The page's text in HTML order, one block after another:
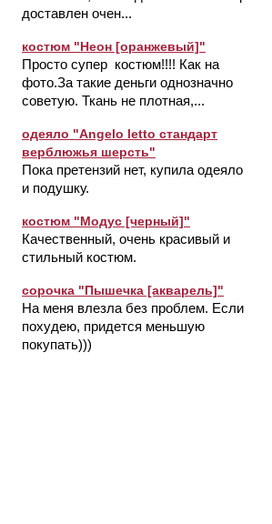
доставлен очен...
костюм "Неон [оранжевый]"
Просто супер костюм!!!! Как на
фото.За такие деньги однозначно
советую. Ткань не плотная,...
одеяло "Angelo letto стандарт
верблюжья шерсть"
Пока претензий нет, купила одеяло
и подушку.
костюм "Модус [черный]"
Качественный, очень красивый и
стильный костюм.
сорочка "Пышечка [акварель]"
На меня влезла без проблем. Если
похудею, придется меньшую
покупать)))